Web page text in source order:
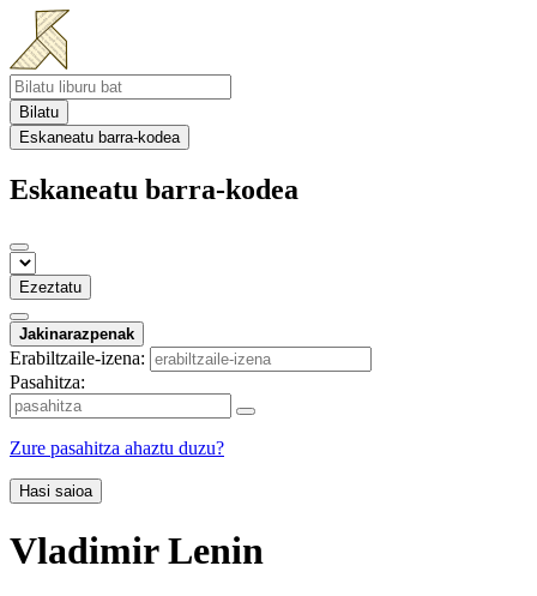
Bilatu
Eskaneatu barra-kodea
Eskaneatu barra-kodea
Ezeztatu
Jakinarazpenak
Erabiltzaile-izena:
Pasahitza:
Zure pasahitza ahaztu duzu?
Hasi saioa
Vladimir Lenin